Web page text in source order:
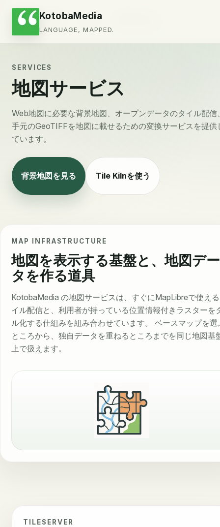
KotobaMedia
LANGUAGE, MAPPED.
会社情報 ブログ
SERVICES
地図サービス
Web地図に必要な背景地図、オープンデータのタイル配信
手元のGeoTIFFを地図に載せるための変換サービスを提供
ています。
背景地図を見る Tile Kilnを使う
MAP INFRASTRUCTURE
地図を表示する基盤と、地図デー
タを作る道具
KotobaMedia の地図サービスは、すぐにMapLibreで使え
イル配信と、利用者が持っている位置情報付きラスターを
ル化する仕組みを組み合わせています。 ベースマップを選
ところから、独自データを重ねるところまでを同じ地図基
上で扱えます。
TILESERVER